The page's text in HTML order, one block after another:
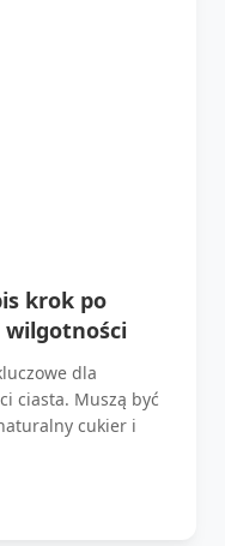
krok po
dla
ciasta. Muszą być
cukier i